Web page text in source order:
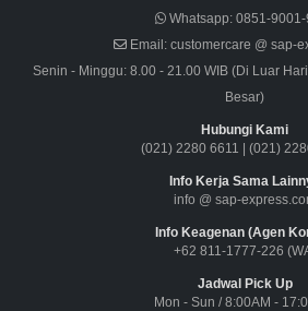
Whatsapp:0851-9001-
Email: customercare @ sap-
Senin - Minggu: 8.00 - 21.00 WIB (Di Luar
Besar)
Hubungi Kami
(021) 2280 6611
(021)
Info Kerja Sama
info @ sap-
Info Keagenan (Agen
+62 811-1777-226
Jadwal Pick Up
Mon - Sun / 8:00AM -